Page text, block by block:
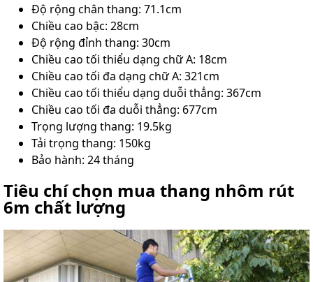
Độ rộng chân thang: 71.1cm
Chiều cao bậc: 28cm
Độ rộng đỉnh thang: 30cm
Chiều cao tối thiểu dạng chữ A: 18cm
Chiều cao tối đa dạng chữ A: 321cm
Chiều cao tối thiểu dạng duỗi thẳng: 367cm
Chiều cao tối đa duỗi thẳng: 677cm
Trọng lượng thang: 19.5kg
Tải trọng thang: 150kg
Bảo hành: 24 tháng
Tiêu chí chọn mua thang nhôm rút
6m chất lượng